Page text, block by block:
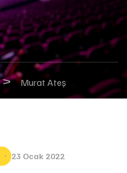
> Murat Ateş
23 Ocak 2022